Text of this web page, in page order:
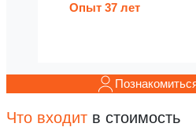
Опыт 37 лет
Что входит в стоимость